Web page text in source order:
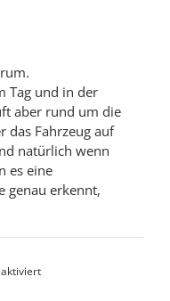
Tag und in der
aber rund um die
das Fahrzeug auf
natürlich wenn
es eine
genau erkennt,
für